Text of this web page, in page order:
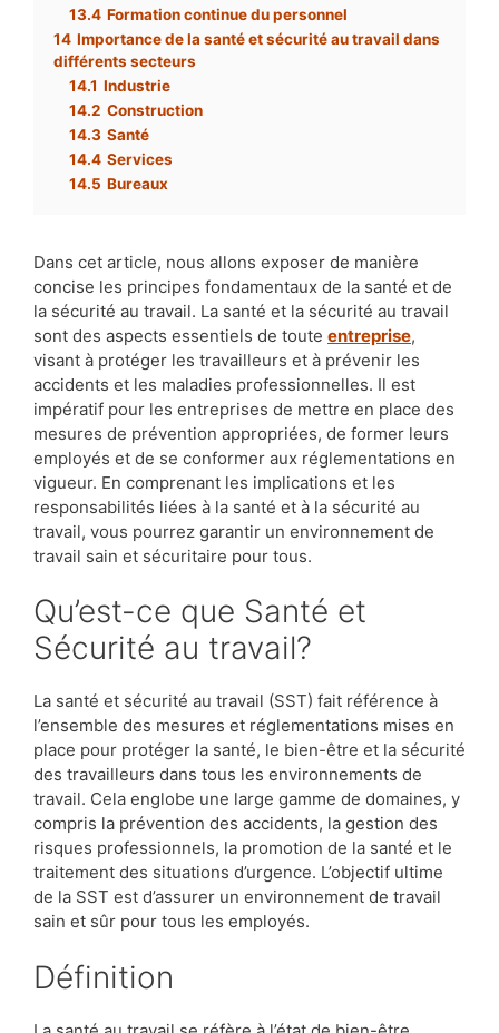
13.4 Formation continue du personnel
14 Importance de la santé et sécurité au travail dans
différents secteurs
14.1 Industrie
14.2 Construction
14.3 Santé
14.4 Services
14.5 Bureaux
Dans cet article, nous allons exposer de manière
concise les principes fondamentaux de la santé et de
la sécurité au travail. La santé et la sécurité au travail
sont des aspects essentiels de toute entreprise,
visant à protéger les travailleurs et à prévenir les
accidents et les maladies professionnelles. Il est
impératif pour les entreprises de mettre en place des
mesures de prévention appropriées, de former leurs
employés et de se conformer aux réglementations en
vigueur. En comprenant les implications et les
responsabilités liées à la santé et à la sécurité au
travail, vous pourrez garantir un environnement de
travail sain et sécuritaire pour tous.
Qu’est-ce que Santé et
Sécurité au travail?
La santé et sécurité au travail (SST) fait référence à
l’ensemble des mesures et réglementations mises en
place pour protéger la santé, le bien-être et la sécurité
des travailleurs dans tous les environnements de
travail. Cela englobe une large gamme de domaines, y
compris la prévention des accidents, la gestion des
risques professionnels, la promotion de la santé et le
traitement des situations d’urgence. L’objectif ultime
de la SST est d’assurer un environnement de travail
sain et sûr pour tous les employés.
Définition